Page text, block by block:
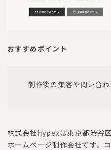
おすすめポイント
制作後の集客や問い合
株式会社hypexは東京都渋谷
ホームページ制作会社です。